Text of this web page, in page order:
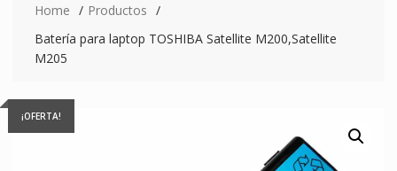
Home
Productos
Batería para laptop TOSHIBA Satellite M200,Satellite
M205
¡OFERTA!